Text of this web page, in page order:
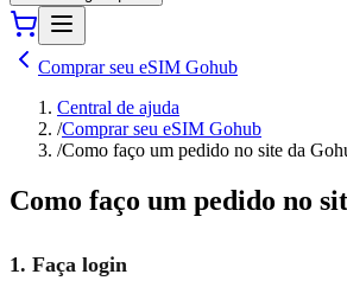
Comprar seu eSIM Gohub
Central de ajuda
/Comprar seu eSIM Gohub
/Como faço um pedido no site da
Como faço um pedido no
1. Faça login